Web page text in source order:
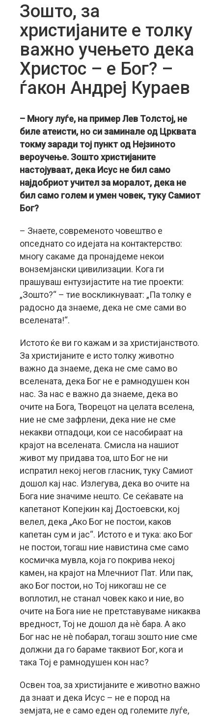
Зошто, за
христијаните е толку
важно учењето дека
Христос – е Бог? –
ѓакон Андреј Кураев
– Многу луѓе, на пример Лев Толстој, не
биле атеисти, но си заминале од Црквата
токму заради тој пункт од Нејзиното
вероучење. Зошто христијаните
настојуваат, дека Исус не бил само
најдобриот учител за моралот, дека не
бил само голем и умен човек, туку Самиот
Бог?
– Знаете, современото човештво е
опседнато со идејата на контактерство:
многу сакаме да пронајдеме некои
вонземјански цивилизации. Кога ги
прашуваш ентузијастите на тие проекти:
„Зошто?“ – тие воскликнуваат: „Па толку е
радосно да знаеме, дека не сме сами во
вселената!“.
Истото ќе ви го кажам и за христијанството.
За христијаните е исто толку животно
важно да знаеме, дека не сме само во
вселената, дека Бог не е рамнодушен кон
нас. За нас е важно да знаеме, дека во
очите на Бога, Творецот на целата вселена,
ние не сме зафрлени, дека ние не сме
некакви отпадоци, кои се насобираат на
крајот на вселената. Смисла на нашиот
живот му придава тоа, што Бог не ни
испратил некој негов гласник, туку Самиот
дошол кај нас. Излегува, дека во очите на
Бога ние значиме нешто. Се сеќавате на
капетанот Копејкин кај Достоевски, кој
велел, дека „Ако Бог не постои, каков
капетан сум и јас“. Истото е и тука: ако Бог
не постои, тогаш ние навистина сме само
космичка мувла, која го покрива некој
камен, на крајот на Млечниот Пат. Или пак,
ако Бог постои, но Тој никогаш не се
воплотил, не станал човек како и ние, во
очите на Бога ние не претставуваме никаква
вредност, Тој не дошол да нè бара. А ако
Бог нас не нè побарал, тогаш зошто ние сме
должни да го бараме таквиот Бог, кога и
така Тој е рамнодушен кон нас?
Освен тоа, за христијаните е животно важно
да знаат и дека Исус – не е пород на
земјата, не е само еден од големите луѓе,